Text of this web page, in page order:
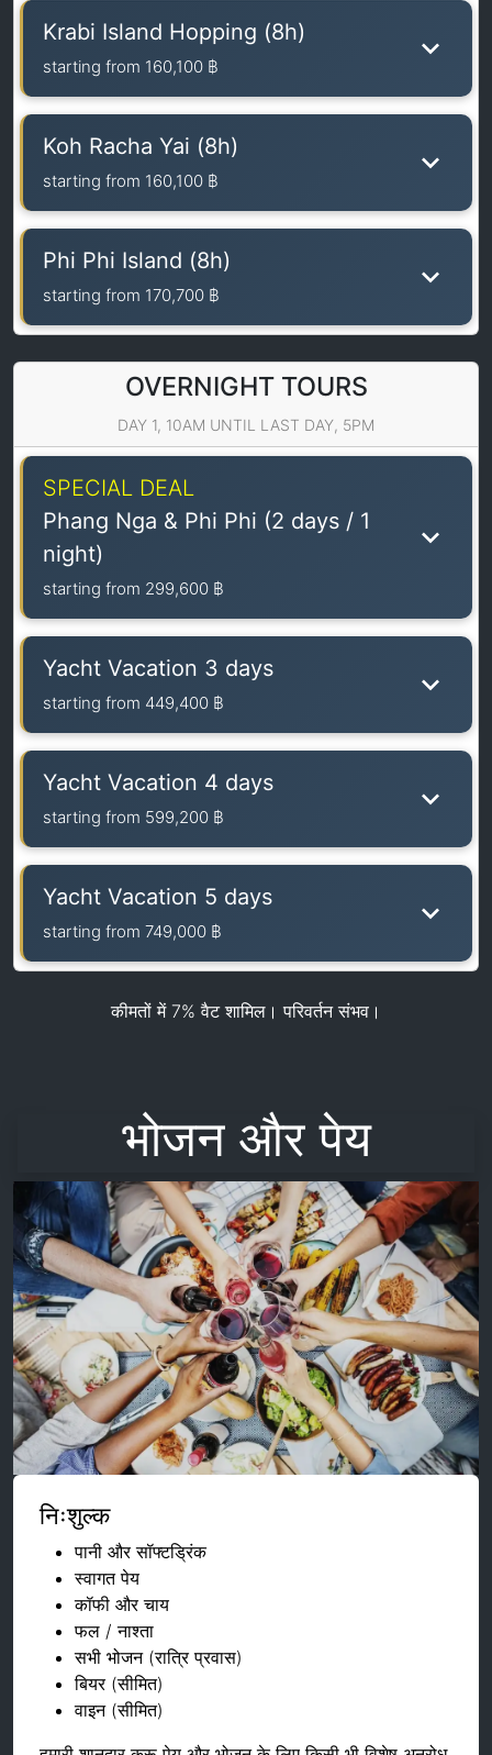
Krabi Island Hopping (8h)
starting from 160,100 ฿
Koh Racha Yai (8h)
starting from 160,100 ฿
Phi Phi Island (8h)
starting from 170,700 ฿
OVERNIGHT TOURS
DAY 1, 10AM UNTIL LAST DAY, 5PM
SPECIAL DEAL
Phang Nga & Phi Phi (2 days / 1
night)
starting from 299,600 ฿
Yacht Vacation 3 days
starting from 449,400 ฿
Yacht Vacation 4 days
starting from 599,200 ฿
Yacht Vacation 5 days
starting from 749,000 ฿
कीमतों में 7% वैट शामिल। परिवर्तन संभव।
भोजन और पेय
निःशुल्क
पानी और सॉफ्टड्रिंक
स्वागत पेय
कॉफी और चाय
फल / नाश्ता
सभी भोजन (रात्रि प्रवास)
बियर (सीमित)
वाइन (सीमित)